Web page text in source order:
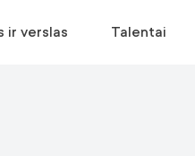
ir verslas Talentai